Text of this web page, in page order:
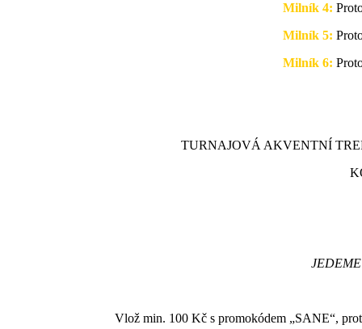
Milník 4:
Milník 5:
Milník 6:
TURNAJOVÁ AKVENTNÍ
Vlož min. 100 Kč s promokódem „SANE“,